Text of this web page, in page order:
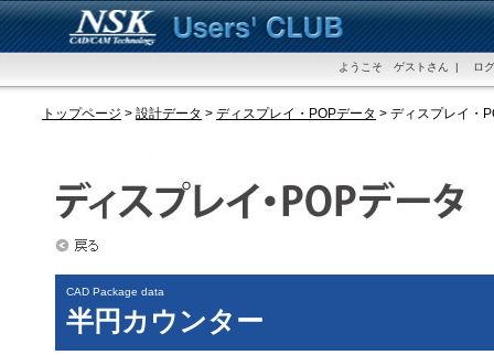
ようこそ ゲストさん | ロ
トップページ > 設計データ > ディスプレイ・POPデータ > ディスプレイ・
CAD Package data
半円カウンター